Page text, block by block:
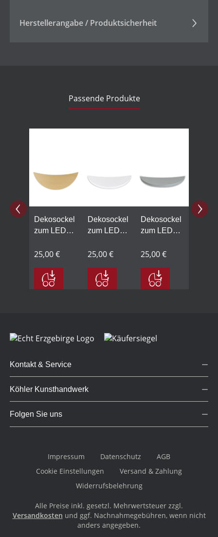
Herstellerangabe / Produktsicherheit
Passende Produkte
Dekosockel
zum LED
klein,
natur
25,00 €
Dekosockel
zum LED
klein,
weiß
25,00 €
Dekosockel
zum LED
klein,
grau
25,00 €
Kontakt & Service
Köhler Kunsthandwerk
Folgen Sie uns
Impressum Datenschutz
AGB
Cookie Einstellungen
Versand & Zahlung
Widerrufsbelehrung
Alle Preise inkl. gesetzl. Mehrwertsteuer zzgl.
Versandkosten und ggf. Nachnahmegebühren, wenn nicht
anders angegeben.